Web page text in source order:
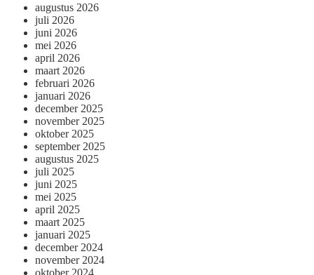
augustus 2026
juli 2026
juni 2026
mei 2026
april 2026
maart 2026
februari 2026
januari 2026
december 2025
november 2025
oktober 2025
september 2025
augustus 2025
juli 2025
juni 2025
mei 2025
april 2025
maart 2025
januari 2025
december 2024
november 2024
oktober 2024